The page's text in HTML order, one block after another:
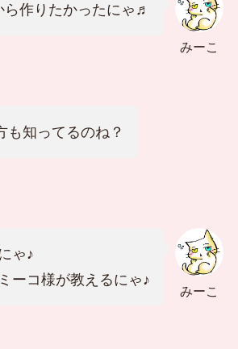
みーこ
ら作りたかったにゃ♬
も知ってるのね？
みーこ
ゃ♪
ーコ様が教えるにゃ♪